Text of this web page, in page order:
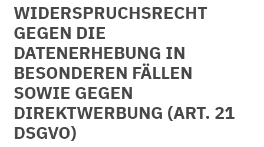
WIDERSPRUCHSRECHT
GEGEN DIE
DATENERHEBUNG IN
BESONDEREN FÄLLEN
SOWIE GEGEN
DIREKTWERBUNG (ART. 21
DSGVO)